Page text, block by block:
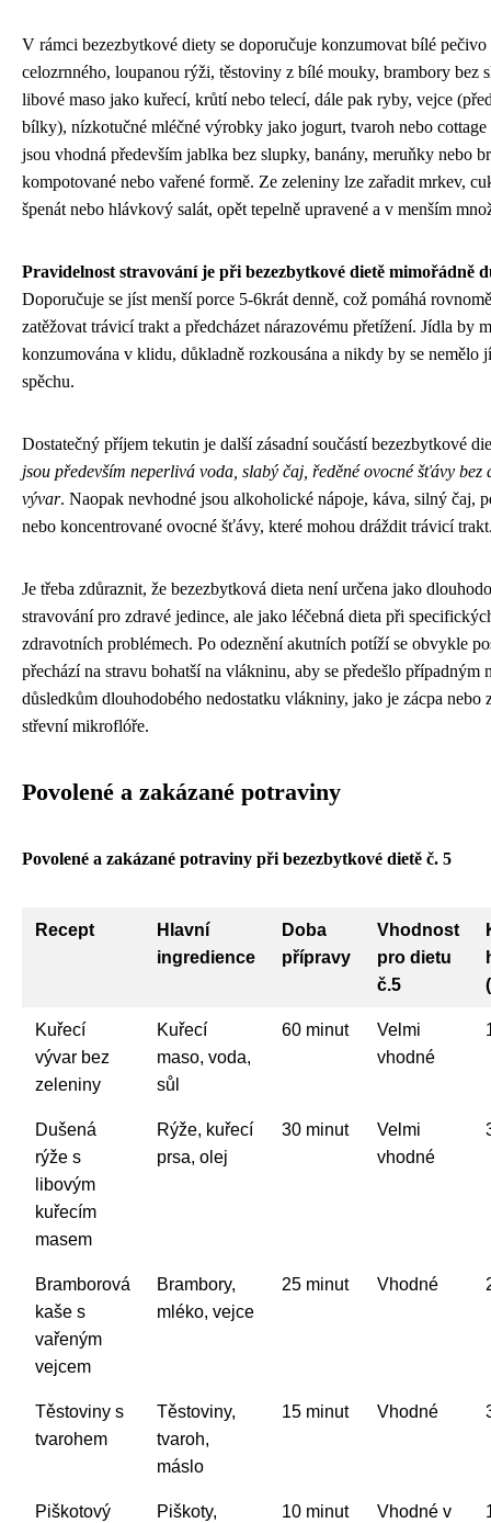
V rámci bezezbytkové diety se doporučuje konzumovat bílé pečivo
celozrnného, loupanou rýži, těstoviny z bílé mouky, brambory bez
libové maso jako kuřecí, krůtí nebo telecí, dále pak ryby, vejce
bílky), nízkotučné mléčné výrobky jako jogurt, tvaroh nebo cottage
jsou vhodná především jablka bez slupky, banány, meruňky nebo
kompotované nebo vařené formě. Ze zeleniny lze zařadit mrkev,
špenát nebo hlávkový salát, opět tepelně upravené a v menším
Pravidelnost stravování je při bezezbytkové dietě mimořádně
Doporučuje se jíst menší porce 5-6krát denně, což pomáhá
zatěžovat trávicí trakt a předcházet nárazovému přetížení. Jídla by
konzumována v klidu, důkladně rozkousána a nikdy by se nemělo
spěchu.
Dostatečný příjem tekutin je další zásadní součástí bezezbytkové
jsou především neperlivá voda, slabý čaj, ředěné ovocné šťávy bez
vývar. Naopak nevhodné jsou alkoholické nápoje, káva, silný čaj,
nebo koncentrované ovocné šťávy, které mohou dráždit trávicí
Je třeba zdůraznit, že bezezbytková dieta není určena jako
stravování pro zdravé jedince, ale jako léčebná dieta při
zdravotních problémech. Po odeznění akutních potíží se obvykle
přechází na stravu bohatší na vlákninu, aby se předešlo případným
důsledkům dlouhodobého nedostatku vlákniny, jako je zácpa nebo
střevní mikroflóře.
Povolené a zakázané potraviny
Povolené a zakázané potraviny při bezezbytkové dietě č. 5
Recept
Hlavní
ingredience
Doba
přípravy
Vhodnost
pro dietu
č.5
Kuřecí
vývar bez
zeleniny
Kuřecí
maso, voda,
sůl
60 minut
Velmi
vhodné
Dušená
rýže s
libovým
kuřecím
masem
Rýže, kuřecí
prsa, olej
30 minut
Velmi
vhodné
Bramborová
kaše s
vařeným
vejcem
Brambory,
mléko, vejce
25 minut Vhodné
Těstoviny s
tvarohem
Těstoviny,
tvaroh,
máslo
15 minut Vhodné
Piškotový
Piškoty,
10 minut
Vhodné v